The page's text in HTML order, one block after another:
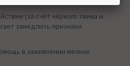
(за счёт чёрного тмина и
замедлить признаки
в заживлении мелких